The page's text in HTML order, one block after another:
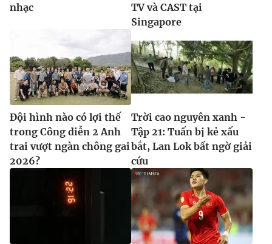
nhạc
TV và CAST tại
Singapore
Đội hình nào có lợi thế
trong Công diễn 2 Anh
trai vượt ngàn chông gai
2026?
Trời cao nguyên xanh -
Tập 21: Tuấn bị kẻ xấu
bắt, Lan Lok bất ngờ giải
cứu